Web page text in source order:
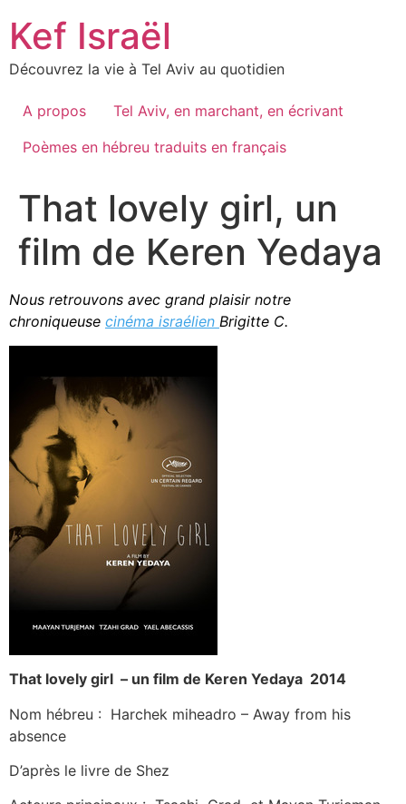
content
Kef Israël
Découvrez la vie à Tel Aviv au quotidien
A propos
Tel Aviv, en marchant, en écrivant
Poèmes en hébreu traduits en français
That lovely girl, un
film de Keren Yedaya
Nous retrouvons avec grand plaisir notre
chroniqueuse cinéma israélien Brigitte C.
That lovely girl – un film de Keren Yedaya 2014
Nom hébreu : Harchek miheadro – Away from his
absence
D’après le livre de Shez